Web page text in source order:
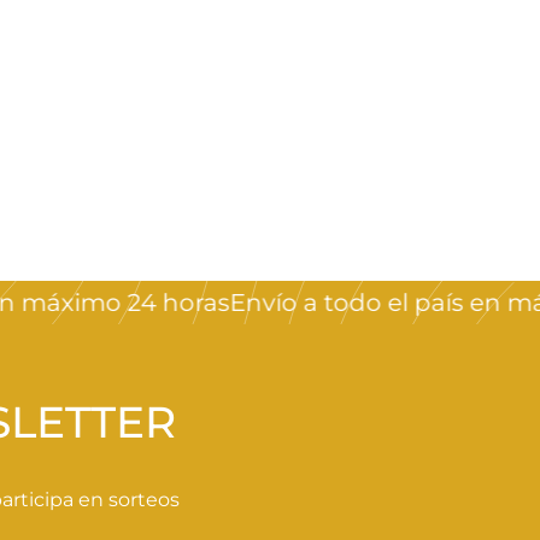
24 horasEnvío a todo el país en
en sorteos